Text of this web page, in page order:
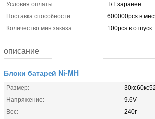
Условия оплаты:
T/T заранее
Поставка способности:
600000pcs в
Количество мин заказа:
100pcs в отпуск
описание
Блоки батарей Ni-MH
Размер:
Напряжение:
9.6V
Вес:
240г